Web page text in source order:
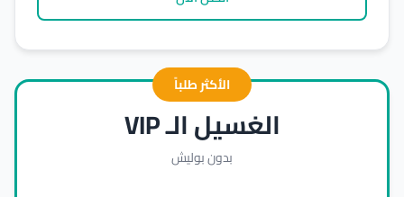
الأكثر طلباً
الغسيل الـ VIP
بدون بوليش